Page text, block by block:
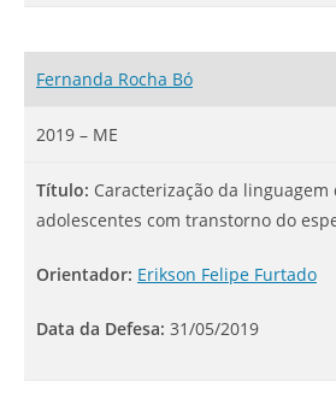
Fernanda Rocha Bó
2019 – ME
Título: Caracterização da linguagem
adolescentes com transtorno do
Orientador: Erikson Felipe Furtado
Data da Defesa: 31/05/2019